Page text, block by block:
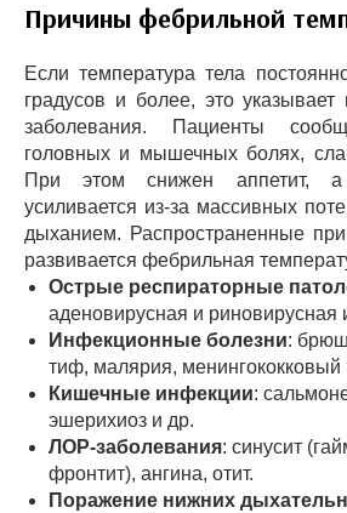
Причины фебрильной
Если температура тела
градусов и более, это указывает
заболевания. Пациенты
головных и мышечных болях,
При этом снижен аппетит,
усиливается из-за массивных
дыханием. Распространенные
развивается фебрильная
Острые респираторные
аденовирусная и
Инфекционные болезни:
тиф, малярия, менингококковый
Кишечные инфекции:
эшерихиоз и др.
ЛОР-заболевания: синусит
фронтит), ангина, отит.
Поражение нижних